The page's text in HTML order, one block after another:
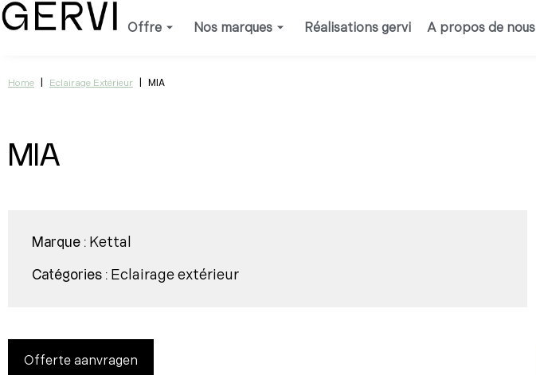
Aller
au
Offre Nos marques Réalisations gervi A propos de nous
Home | Eclairage Extérieur | MIA
MIA
Marque : Kettal
Catégories : Eclairage extérieur
Offerte aanvragen